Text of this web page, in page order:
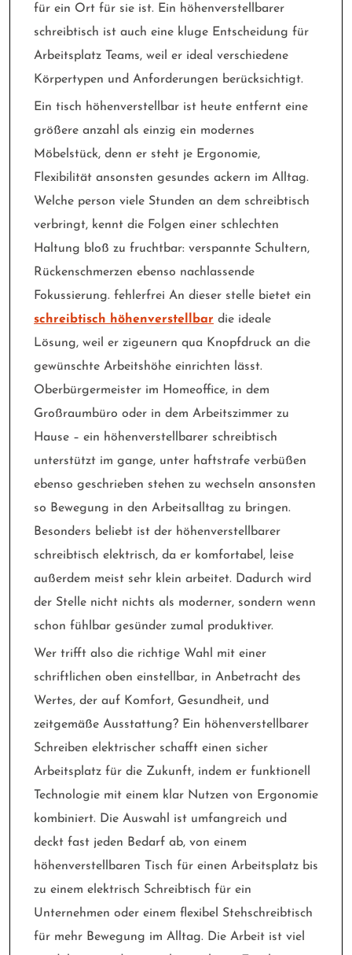
für ein Ort für sie ist. Ein höhenverstellbarer
schreibtisch ist auch eine kluge Entscheidung für
Arbeitsplatz Teams, weil er ideal verschiedene
Körpertypen und Anforderungen berücksichtigt.
Ein tisch höhenverstellbar ist heute entfernt eine
größere anzahl als einzig ein modernes
Möbelstück, denn er steht je Ergonomie,
Flexibilität ansonsten gesundes ackern im Alltag.
Welche person viele Stunden an dem schreibtisch
verbringt, kennt die Folgen einer schlechten
Haltung bloß zu fruchtbar: verspannte Schultern,
Rückenschmerzen ebenso nachlassende
Fokussierung. fehlerfrei An dieser stelle bietet ein
schreibtisch höhenverstellbar die ideale
Lösung, weil er zigeunern qua Knopfdruck an die
gewünschte Arbeitshöhe einrichten lässt.
Oberbürgermeister im Homeoffice, in dem
Großraumbüro oder in dem Arbeitszimmer zu
Hause – ein höhenverstellbarer schreibtisch
unterstützt im gange, unter haftstrafe verbüßen
ebenso geschrieben stehen zu wechseln ansonsten
so Bewegung in den Arbeitsalltag zu bringen.
Besonders beliebt ist der höhenverstellbarer
schreibtisch elektrisch, da er komfortabel, leise
außerdem meist sehr klein arbeitet. Dadurch wird
der Stelle nicht nichts als moderner, sondern wenn
schon fühlbar gesünder zumal produktiver.
Wer trifft also die richtige Wahl mit einer
schriftlichen oben einstellbar, in Anbetracht des
Wertes, der auf Komfort, Gesundheit, und
zeitgemäße Ausstattung? Ein höhenverstellbarer
Schreiben elektrischer schafft einen sicher
Arbeitsplatz für die Zukunft, indem er funktionell
Technologie mit einem klar Nutzen von Ergonomie
kombiniert. Die Auswahl ist umfangreich und
deckt fast jeden Bedarf ab, von einem
höhenverstellbaren Tisch für einen Arbeitsplatz bis
zu einem elektrisch Schreibtisch für ein
Unternehmen oder einem flexibel Stehschreibtisch
für mehr Bewegung im Alltag. Die Arbeit ist viel